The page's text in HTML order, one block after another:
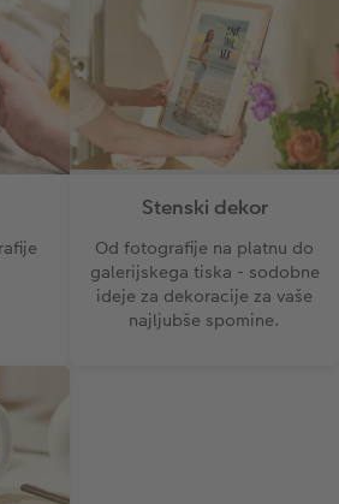
TAKOJŠNJI NATIS FOTOGRAFIJ
nalepka
fotografija
Stenski dekor
Od fotografije na platnu do
galerijskega tiska - sodobne
ideje za dekoracije za vaše
najljubše spomine.